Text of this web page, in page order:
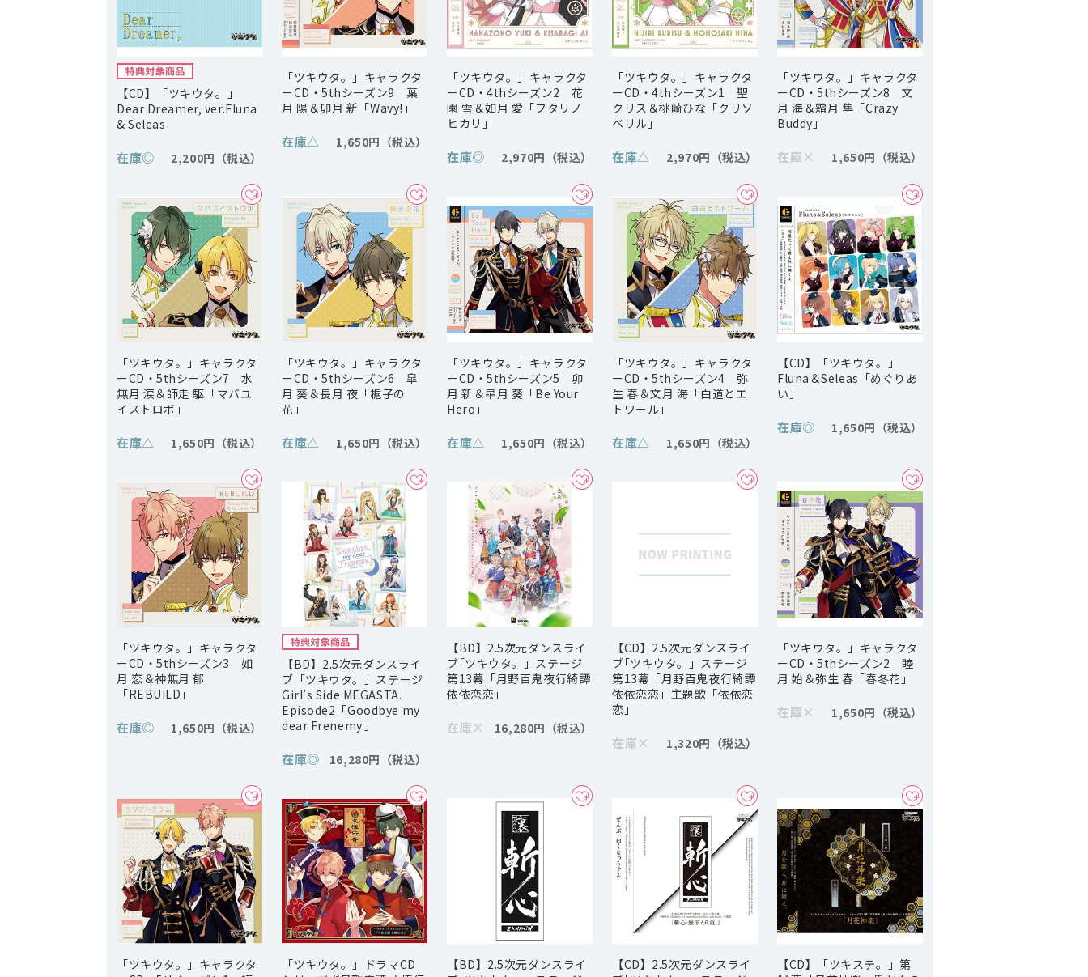
【CD】「ツキウタ。」
Dear Dreamer, ver.Fluna
& Seleas
在庫◎ 2,200円
「ツキウタ。」キャラクタ
ーCD・5thシーズン9 葉
月 陽＆卯月 新「Wavy!」
在庫△ 1,650円
「ツキウタ。」キャラクタ
ーCD・4thシーズン2 花
園 雪＆如月 愛「フタリノ
ヒカリ」
在庫◎ 2,970円
「ツキウタ。」キャラクタ
ーCD・4thシーズン1 聖
クリス＆桃崎ひな「クリソ
ベリル」
在庫△ 2,970円
「ツキウタ。」キャラクタ
ーCD・5thシーズン8 文
月 海＆霜月 隼「Crazy
Buddy」
在庫× 1,650円
「ツキウタ。」キャラクタ
ーCD・5thシーズン7 水
無月 涙＆師走 駆「マバユ
イストロボ」
在庫△ 1,650円
「ツキウタ。」キャラクタ
ーCD・5thシーズン6 皐
月 葵＆長月 夜「梔子の
花」
在庫△ 1,650円
「ツキウタ。」キャラクタ
ーCD・5thシーズン5 卯
月 新＆皐月 葵「Be Your
Hero」
在庫△ 1,650円
「ツキウタ。」キャラクタ
ーCD・5thシーズン4 弥
生 春＆文月 海「白道とエ
トワール」
在庫△ 1,650円
【CD】「ツキウタ。」
Fluna＆Seleas「めぐりあ
い」
在庫◎ 1,650円
「ツキウタ。」キャラクタ
ーCD・5thシーズン3 如
月 恋＆神無月 郁
「REBUILD」
在庫◎ 1,650円
【BD】2.5次元ダンスライ
ブ「ツキウタ。」ステージ
Girl’s Side MEGASTA.
Episode2「Goodbye my
dear Frenemy.」
在庫◎ 16,280円
【BD】2.5次元ダンスライ
ブ｢ツキウタ。」ステージ
第13幕「月野百鬼夜行綺譚
依依恋恋」
在庫× 16,280円
【CD】2.5次元ダンスライ
ブ｢ツキウタ。」ステージ
第13幕「月野百鬼夜行綺譚
依依恋恋」主題歌「依依恋
恋」
在庫× 1,320円
「ツキウタ。」キャラクタ
ーCD・5thシーズン2 睦
月 始＆弥生 春「春冬花」
在庫× 1,650円
「ツキウタ。」キャラクタ
「ツキウタ。」ドラマCD
【BD】2.5次元ダンスライ
【CD】2.5次元ダンスライ
【CD】「ツキステ。」第